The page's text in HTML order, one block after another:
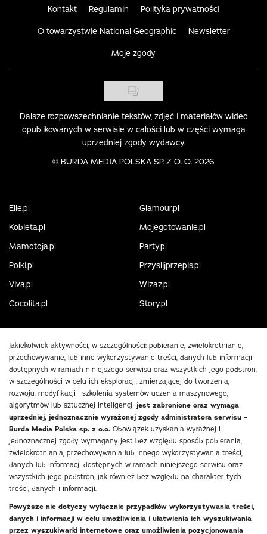
Kontakt Regulamin Polityka prywatności
O towarzystwie National Geographic Newsletter
Moje zgody
Dalsze rozpowszechnianie tekstów, zdjęć i materiałów wideo
opublikowanych w serwisie w całości lub w części wymaga
uprzedniej zgody wydawcy.
© BURDA MEDIA POLSKA SP. Z O. O. 2026
Elle.pl
Glamour.pl
Kobieta.pl
Mojegotowanie.pl
Mamotoja.pl
Party.pl
Polki.pl
Przyslijprzepis.pl
Viva.pl
Wizaz.pl
Cocolita.pl
Story.pl
Jakiekolwiek aktywności, w szczególności: pobieranie, zwielokrotnianie,
przechowywanie, lub inne wykorzystywanie treści, danych lub informacji
dostępnych w ramach niniejszego serwisu oraz wszystkich jego podstron,
w szczególności w celu ich eksploracji, zmierzającej do tworzenia,
rozwoju, modyfikacji i szkolenia systemów uczenia maszynowego,
algorytmów lub sztucznej inteligencji jest zabronione oraz wymaga
uprzedniej, jednoznacznie wyrażonej zgody administratora serwisu –
Burda Media Polska sp. z o.o. Obowiązek uzyskania wyraźnej i
jednoznacznej zgody wymagany jest bez względu sposób pobierania,
zwielokrotniania, przechowywania lub innego wykorzystywania treści,
danych lub informacji dostępnych w ramach niniejszego serwisu oraz
wszystkich jego podstron, jak również bez względu na charakter tych
treści, danych i informacji.
Powyższe nie dotyczy wyłącznie przypadków wykorzystywania treści,
danych i informacji w celu umożliwienia i ułatwienia ich wyszukiwania
przez wyszukiwarki internetowe oraz umożliwienia pozycjonowania